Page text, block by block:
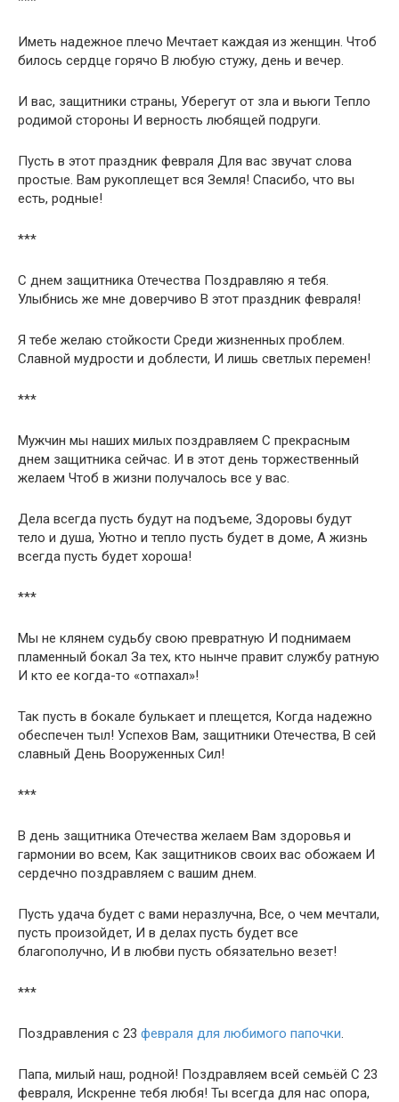
Иметь надежное плечо Мечтает каждая из женщин. Чтоб
билось сердце горячо В любую стужу, день и вечер.
И вас, защитники страны, Уберегут от зла и вьюги Тепло
родимой стороны И верность любящей подруги.
Пусть в этот праздник февраля Для вас звучат слова
простые. Вам рукоплещет вся Земля! Спасибо, что вы
есть, родные!
***
С днем защитника Отечества Поздравляю я тебя.
Улыбнись же мне доверчиво В этот праздник февраля!
Я тебе желаю стойкости Среди жизненных проблем.
Славной мудрости и доблести, И лишь светлых перемен!
***
Мужчин мы наших милых поздравляем С прекрасным
днем защитника сейчас. И в этот день торжественный
желаем Чтоб в жизни получалось все у вас.
Дела всегда пусть будут на подъеме, Здоровы будут
тело и душа, Уютно и тепло пусть будет в доме, А жизнь
всегда пусть будет хороша!
***
Мы не клянем судьбу свою превратную И поднимаем
пламенный бокал За тех, кто нынче правит службу ратную
И кто ее когда-то «отпахал»!
Так пусть в бокале булькает и плещется, Когда надежно
обеспечен тыл! Успехов Вам, защитники Отечества, В сей
славный День Вооруженных Сил!
***
В день защитника Отечества желаем Вам здоровья и
гармонии во всем, Как защитников своих вас обожаем И
сердечно поздравляем с вашим днем.
Пусть удача будет с вами неразлучна, Все, о чем мечтали,
пусть произойдет, И в делах пусть будет все
благополучно, И в любви пусть обязательно везет!
***
Поздравления с 23 февраля для любимого папочки.
Папа, милый наш, родной! Поздравляем всей семьёй С 23
февраля, Искренне тебя любя! Ты всегда для нас опора,